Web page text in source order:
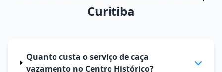
Curitiba
Quanto custa o serviço de caça
vazamento no Centro Histórico?